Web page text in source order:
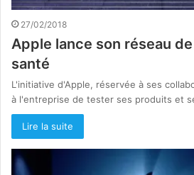
27/02/2018
Apple lance son réseau
santé
L'initiative d'Apple, réservée à ses
à l'entreprise de tester ses produits et
Lire la suite